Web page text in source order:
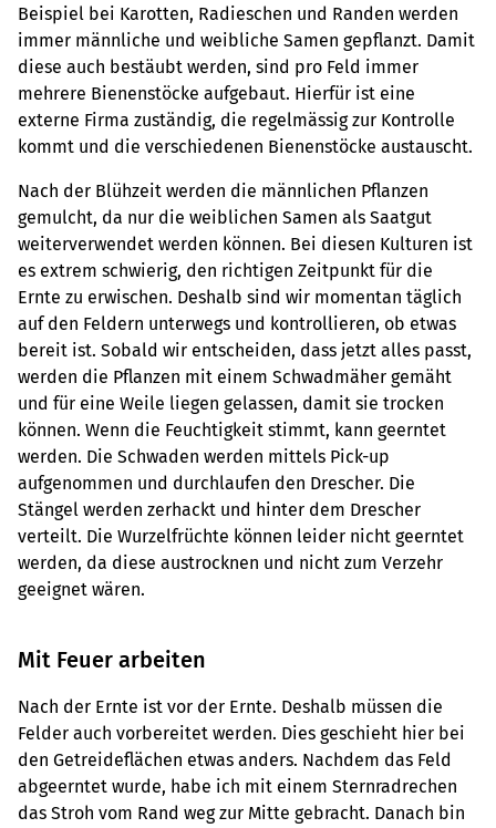
Beispiel bei Karotten, Radieschen und Randen werden
immer männliche und weibliche Samen gepflanzt. Damit
diese auch bestäubt werden, sind pro Feld immer
mehrere Bienenstöcke aufgebaut. Hierfür ist eine
externe Firma zuständig, die regelmässig zur Kontrolle
kommt und die verschiedenen Bienenstöcke austauscht.
Nach der Blühzeit werden die männlichen Pflanzen
gemulcht, da nur die weiblichen Samen als Saatgut
weiterverwendet werden können. Bei diesen Kulturen ist
es extrem schwierig, den richtigen Zeitpunkt für die
Ernte zu erwischen. Deshalb sind wir momentan täglich
auf den Feldern unterwegs und kontrollieren, ob etwas
bereit ist. Sobald wir entscheiden, dass jetzt alles passt,
werden die Pflanzen mit einem Schwadmäher gemäht
und für eine Weile liegen gelassen, damit sie trocken
können. Wenn die Feuchtigkeit stimmt, kann geerntet
werden. Die Schwaden werden mittels Pick-up
aufgenommen und durchlaufen den Drescher. Die
Stängel werden zerhackt und hinter dem Drescher
verteilt. Die Wurzelfrüchte können leider nicht geerntet
werden, da diese austrocknen und nicht zum Verzehr
geeignet wären.
Mit Feuer arbeiten
Nach der Ernte ist vor der Ernte. Deshalb müssen die
Felder auch vorbereitet werden. Dies geschieht hier bei
den Getreideflächen etwas anders. Nachdem das Feld
abgeerntet wurde, habe ich mit einem Sternradrechen
das Stroh vom Rand weg zur Mitte gebracht. Danach bin